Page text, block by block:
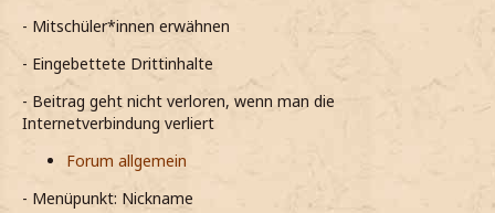
- Mitschüler*innen erwähnen
- Eingebettete Drittinhalte
- Beitrag geht nicht verloren, wenn man die
Internetverbindung verliert
Forum allgemein
- Menüpunkt: Nickname